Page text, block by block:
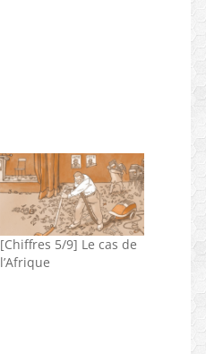
[Chiffres 5/9] Le cas de
l’Afrique